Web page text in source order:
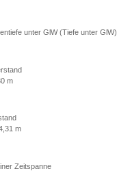
unter GlW (Tiefe unter GlW)
m
m
Zeitspanne